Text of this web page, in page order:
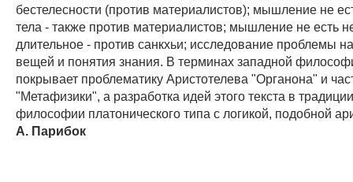
бестелесности (против материалистов); мышление не
тела - также против материалистов; мышление не есть
длительное - против санкхьи; исследование проблемы
вещей и понятия знания. В терминах западной
покрывает проблематику Аристотелева "Органона" и
"Метафизики", а разработка идей этого текста в
философии платонического типа с логикой, подобной
А. Парибок